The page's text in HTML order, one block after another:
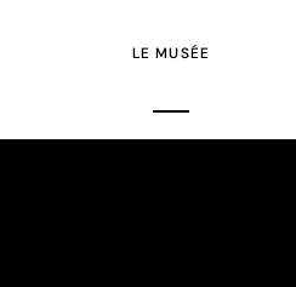
LE MUSÉE